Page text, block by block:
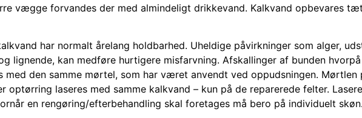
vægge forvandes der med almindeligt drikkevand. Kalkvand opbevares
har normalt årelang holdbarhed. Uheldige påvirkninger som alger,
lignende, kan medføre hurtigere misfarvning. Afskallinger af bunden
med den samme mørtel, som har været anvendt ved oppudsningen.
optørring laseres med samme kalkvand – kun på de reparerede felter.
en rengøring/efterbehandling skal foretages må bero på individuelt skøn.